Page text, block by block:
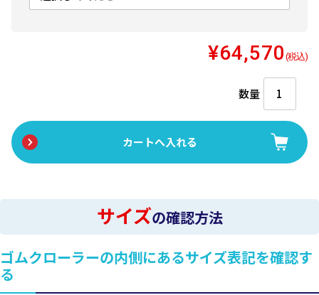
¥64,570 (税込)
数量
サイズの確認方法
ゴムクローラーの内側にあるサイズ表記を確認す
る